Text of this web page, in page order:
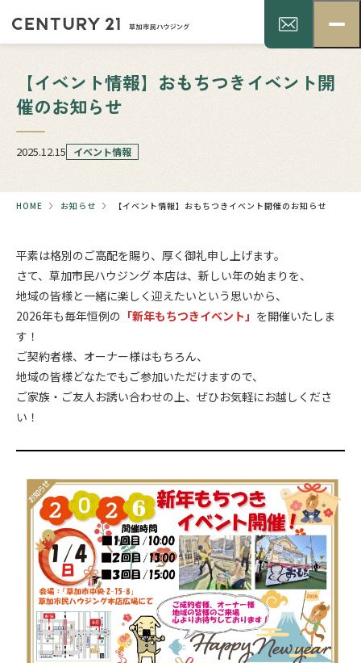
【イベント情報】おもちつきイベント開
催のお知らせ
2025.12.15 イベント情報
HOME お知らせ 【イベント情報】おもちつきイベント開催のお知らせ
平素は格別のご高配を賜り、厚く御礼申し上げます。
さて、草加市民ハウジング 本店は、新しい年の始まりを、
地域の皆様と一緒に楽しく迎えたいという思いから、
2026年も毎年恒例の 「新年もちつきイベント」 を開催いたしま
す！
ご契約者様、オーナー様はもちろん、
地域の皆様どなたでもご参加いただけますので、
ご家族・ご友人お誘い合わせの上、ぜひお気軽にお越しくださ
い！